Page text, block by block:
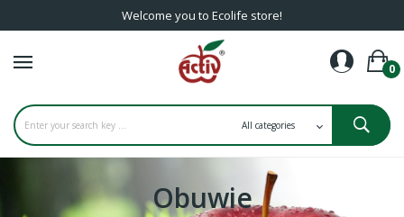
Welcome you to Ecolife store!
0
Obuwie